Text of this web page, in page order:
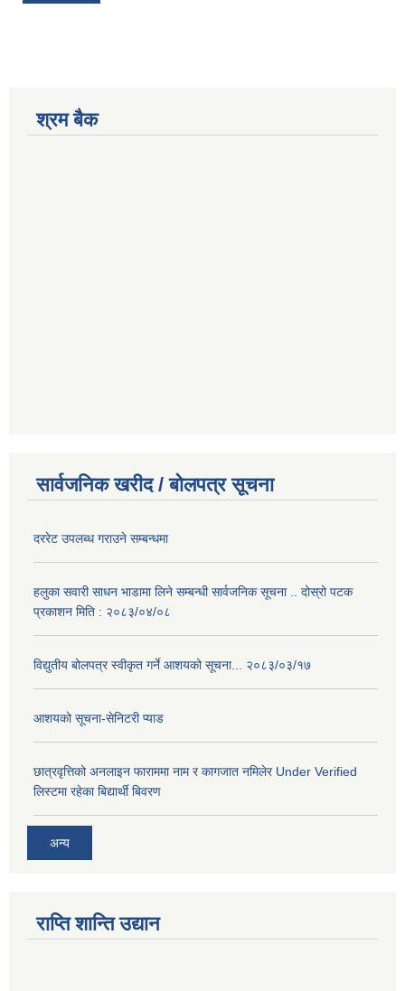
श्रम बैक
सार्वजनिक खरीद / बोलपत्र सूचना
दररेट उपलब्ध गराउने सम्बन्धमा
हलुका सवारी साधन भाडामा लिने सम्बन्धी सार्वजनिक सूचना .. दोस्रो पटक
प्रकाशन मिति : २०८३/०४/०८
विद्युतीय बोलपत्र स्वीकृत गर्ने आशयको सूचना... २०८३/०३/१७
आशयको सूचना-सेनिटरी प्याड
छात्रवृत्तिको अनलाइन फाराममा नाम र कागजात नमिलेर Under Verified
लिस्टमा रहेका बिद्यार्थी बिवरण
अन्य
राप्ति शान्ति उद्यान